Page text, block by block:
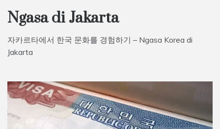
Ngasa di Jakarta
자카르타에서 한국 문화를 경험하기 – Ngasa Korea di
Jakarta